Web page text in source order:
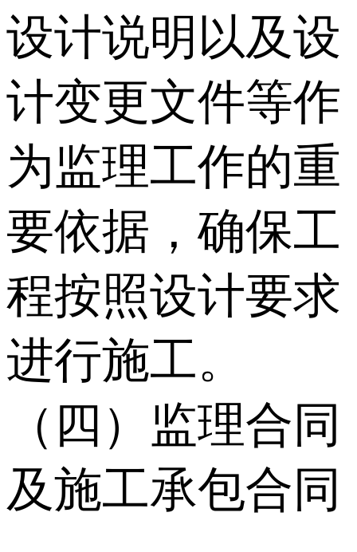
设计说明以及设
计变更文件等作
为监理工作的重
要依据，确保工
程按照设计要求
进行施工。
（四）监理合同
及施工承包合同